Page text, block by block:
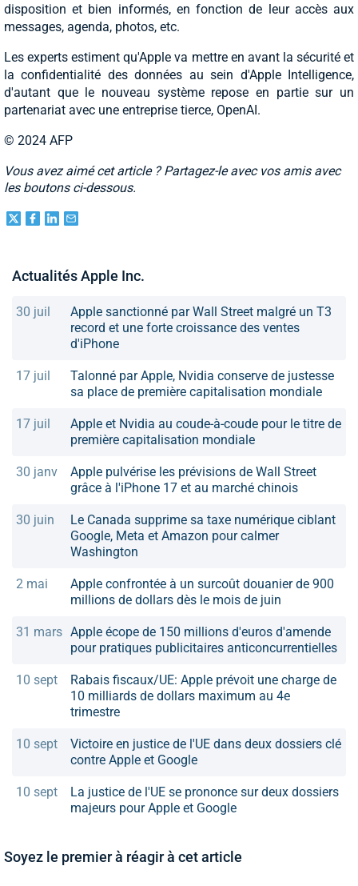
disposition et bien informés, en fonction de leur accès aux
messages, agenda, photos, etc.
Les experts estiment qu'Apple va mettre en avant la sécurité et
la confidentialité des données au sein d'Apple Intelligence,
d'autant que le nouveau système repose en partie sur un
partenariat avec une entreprise tierce, OpenAI.
© 2024 AFP
Vous avez aimé cet article ? Partagez-le avec vos amis avec
les boutons ci-dessous.
Actualités Apple Inc.
30 juil
Apple sanctionné par Wall Street malgré un T3
record et une forte croissance des ventes
d'iPhone
17 juil
Talonné par Apple, Nvidia conserve de justesse
sa place de première capitalisation mondiale
17 juil
Apple et Nvidia au coude-à-coude pour le titre de
première capitalisation mondiale
30 janv
Apple pulvérise les prévisions de Wall Street
grâce à l'iPhone 17 et au marché chinois
30 juin
Le Canada supprime sa taxe numérique ciblant
Google, Meta et Amazon pour calmer
Washington
2 mai
Apple confrontée à un surcoût douanier de 900
millions de dollars dès le mois de juin
31 mars Apple écope de 150 millions d'euros d'amende
pour pratiques publicitaires anticoncurrentielles
10 sept
Rabais fiscaux/UE: Apple prévoit une charge de
10 milliards de dollars maximum au 4e
trimestre
10 sept
Victoire en justice de l'UE dans deux dossiers clé
contre Apple et Google
10 sept
La justice de l'UE se prononce sur deux dossiers
majeurs pour Apple et Google
Soyez le premier à réagir à cet article